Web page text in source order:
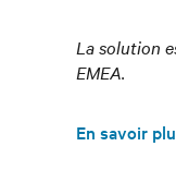
La solution
EMEA.
En savoir